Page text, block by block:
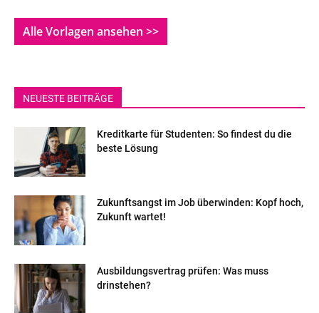
Alle Vorlagen ansehen >>
NEUESTE BEITRÄGE
Kreditkarte für Studenten: So findest du die
beste Lösung
Zukunftsangst im Job überwinden: Kopf hoch,
Zukunft wartet!
Ausbildungsvertrag prüfen: Was muss
drinstehen?